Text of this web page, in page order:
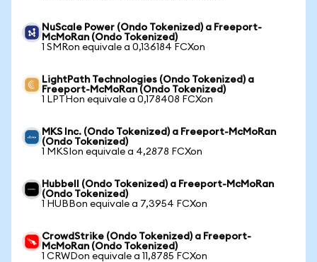
NuScale Power (Ondo Tokenized) a Freeport-
McMoRan (Ondo Tokenized)
1 SMRon equivale a 0,136184 FCXon
LightPath Technologies (Ondo Tokenized) a
Freeport-McMoRan (Ondo Tokenized)
1 LPTHon equivale a 0,178408 FCXon
MKS Inc. (Ondo Tokenized) a Freeport-McMoRan
(Ondo Tokenized)
1 MKSIon equivale a 4,2878 FCXon
Hubbell (Ondo Tokenized) a Freeport-McMoRan
(Ondo Tokenized)
1 HUBBon equivale a 7,3954 FCXon
CrowdStrike (Ondo Tokenized) a Freeport-
McMoRan (Ondo Tokenized)
1 CRWDon equivale a 11,8785 FCXon